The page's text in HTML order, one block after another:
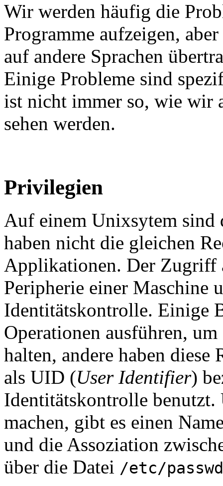
Wir werden häufig die
Programme aufzeigen,
auf andere Sprachen
Einige Probleme sind
ist nicht immer so, wie wir
sehen werden.
Privilegien
Auf einem Unixsytem sind
haben nicht die gleichen
Applikationen. Der Zugriff
Peripherie einer Maschine
Identitätskontrolle. Einige
Operationen ausführen,
halten, andere haben
als UID (User Identifier)
Identitätskontrolle benutzt.
machen, gibt es einen
und die Assoziation
über die Datei /etc/passwd